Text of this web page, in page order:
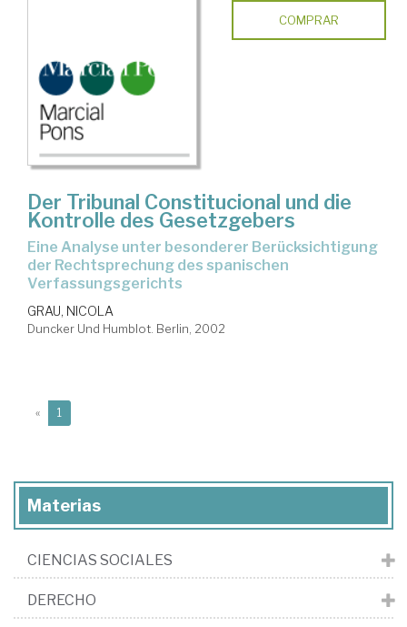
COMPRAR
Der Tribunal Constitucional und die
Kontrolle des Gesetzgebers
Eine Analyse unter besonderer Berücksichtigung
der Rechtsprechung des spanischen
Verfassungsgerichts
GRAU, NICOLA
Duncker Und Humblot. Berlin, 2002
« 1
Materias
CIENCIAS SOCIALES
DERECHO